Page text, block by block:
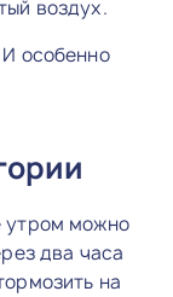
воздух.
особенно
утром можно
два часа
на